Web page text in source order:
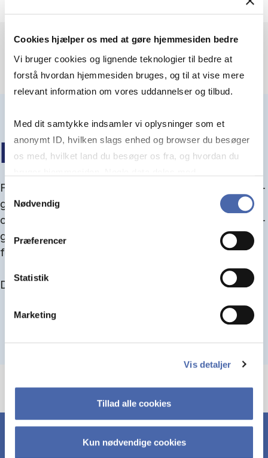
Cookies hjælper os med at gøre hjemmesiden bedre
Vi bruger cookies og lignende teknologier til bedre at
forstå hvordan hjemmesiden bruges, og til at vise mere
relevant information om vores uddannelser og tilbud.
Med dit samtykke indsamler vi oplysninger som et
anonymt ID, hvilken slags enhed og browser du besøger
os med, hvilket land du besøger os fra, og hvordan du
markedsføring. Du bestemmer selv - og kan altid trække
Samtykkevalg
Nødvendig
Præferencer
Statistik
Marketing
Vis detaljer
Tillad alle cookies
Kun nødvendige cookies
IN­FO­MØ­DER OM OP­TA­GEL­SE
Fra september kan du del­tage i in­fo­mø­der om op­ta­
gel­se, hvor vi gu­i­der dig igen­nem an­søg­nings­pro­
ces­sen, og for­tæl­ler om kvo­te 1 og 2, sprog- og ad­
gangs­krav, og hvordan du forbedrer dine chancer
for at blive optaget.
Du kan finde alle events her i slutningen af august.